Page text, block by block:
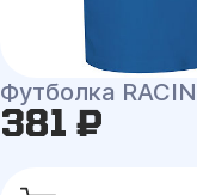
Футболка
381 ₽